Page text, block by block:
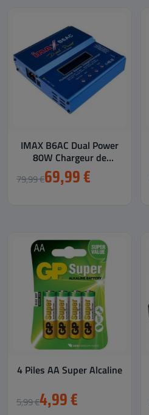
IMAX B6AC Dual Power
80W Chargeur de
Batterie RC (LiPo, NiCd,...
79,99 €69,99 €
4 Piles AA Super Alcaline
5,99 €4,99 €